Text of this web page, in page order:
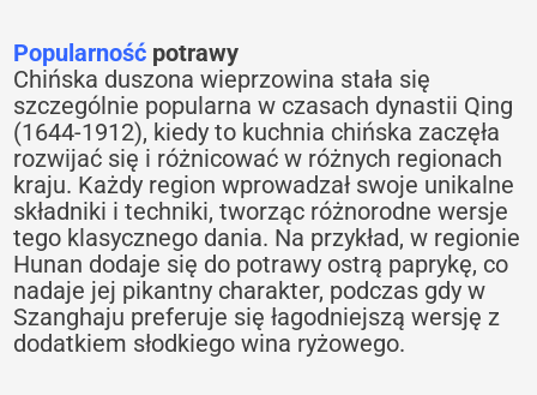
Popularność potrawy
Chińska duszona wieprzowina stała się
szczególnie popularna w czasach dynastii Qing
(1644-1912), kiedy to kuchnia chińska zaczęła
rozwijać się i różnicować w różnych regionach
kraju. Każdy region wprowadzał swoje unikalne
składniki i techniki, tworząc różnorodne wersje
tego klasycznego dania. Na przykład, w regionie
Hunan dodaje się do potrawy ostrą paprykę, co
nadaje jej pikantny charakter, podczas gdy w
Szanghaju preferuje się łagodniejszą wersję z
dodatkiem słodkiego wina ryżowego.